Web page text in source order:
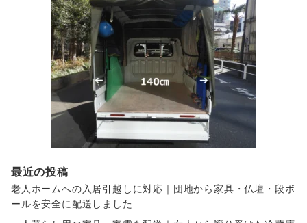
最近の投稿
老人ホームへの入居引越しに対応｜団地から家具・仏壇・段ボ
ールを安全に配送しました